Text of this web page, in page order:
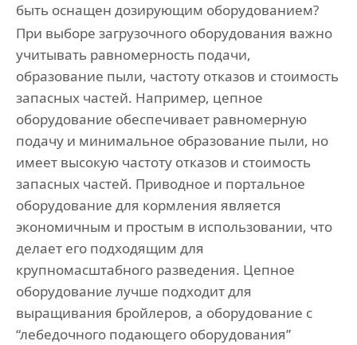
быть оснащен дозирующим оборудованием?
При выборе загрузочного оборудования важно
учитывать равномерность подачи,
образование пыли, частоту отказов и стоимость
запасных частей. Например, цепное
оборудование обеспечивает равномерную
подачу и минимальное образование пыли, но
имеет высокую частоту отказов и стоимость
запасных частей. Приводное и портальное
оборудование для кормления является
экономичным и простым в использовании, что
делает его подходящим для
крупномасштабного разведения. Цепное
оборудование лучше подходит для
выращивания бройлеров, а оборудование с
“лебедочного подающего оборудования”